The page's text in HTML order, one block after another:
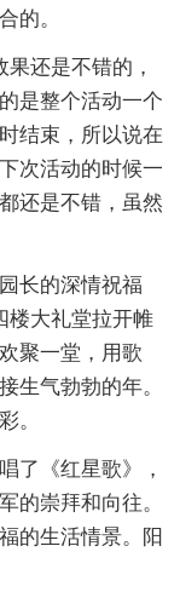
的。
还是不错的，
是整个活动一个
结束，所以说在
次活动的时候一
还是不错，虽然
长的深情祝福
楼大礼堂拉开帷
聚一堂，用歌
生气勃勃的年。
。
了《红星歌》，
的崇拜和向往。
的生活情景。阳